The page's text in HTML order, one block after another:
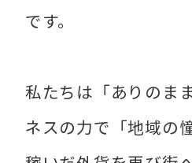
です。
私たちは「ありのま
ネスの力で「地域の